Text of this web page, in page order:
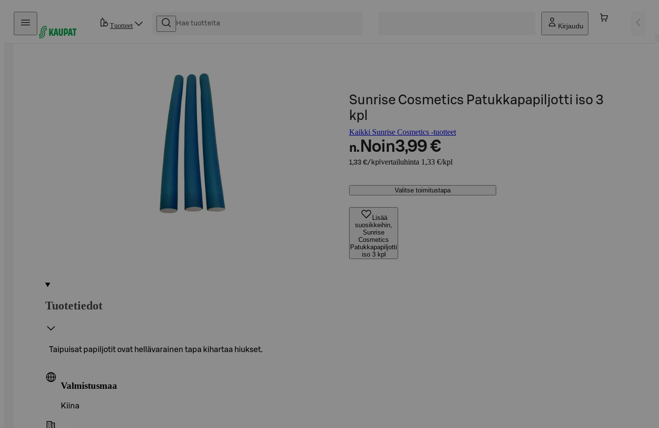
Hyppää sisältöön
Tuotteet Kirjaudu
Sunrise Cosmetics Patukkapapiljotti iso 3
kpl
Kaikki Sunrise Cosmetics -tuotteet
n. Noin3,99 €
1,33 €/kpl vertailuhinta 1,33 €/kpl
Valitse toimitustapa
Lisää
suosikkeihin,
Sunrise
Cosmetics
Patukkapapiljotti
iso 3 kpl
Tuotetiedot
Taipuisat papiljotit ovat hellävarainen tapa kihartaa hiukset.
Valmistusmaa
Kiina